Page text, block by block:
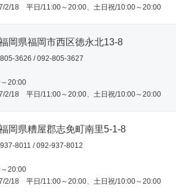
2/18 平日/11:00～20:00、土日祝/10:00～20:00
岡県福岡市西区徳永北13-8
3626 / 092-805-3627
20:00
2/18 平日/11:00～20:00、土日祝/10:00～20:00
岡県糟屋郡志免町南里5-1-8
8011 / 092-937-8012
20:00
2/18 平日/11:00～20:00、土日祝/10:00～20:00